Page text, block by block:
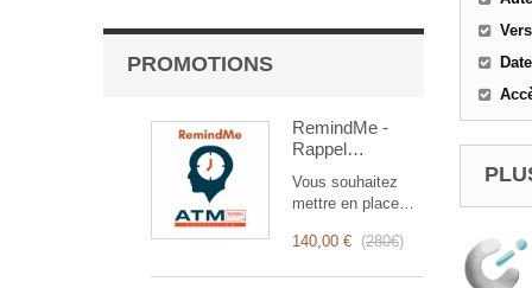
PROMOTIONS
RemindMe -
Rappel
(mail,
événement,
notification)
Vous souhaitez
mettre en place
automatiques ?
140,00 € (280€)